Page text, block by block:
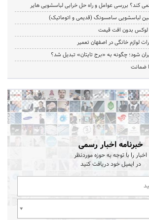
کند؟ بررسی عوامل و راه حل خرابی لباسشویی هایر
لباسشویی سامسونگ (قدیمی و اتوماتیک)
لوکس بدون افت قیمت
شود؛ چگونه به «برج تایتان» تبدیل شد؟
ضمانت
خبرنامه اخبار رسمی
اخبار را با توجه به حوزه موردنظر
در ایمیل خود دریافت کنید